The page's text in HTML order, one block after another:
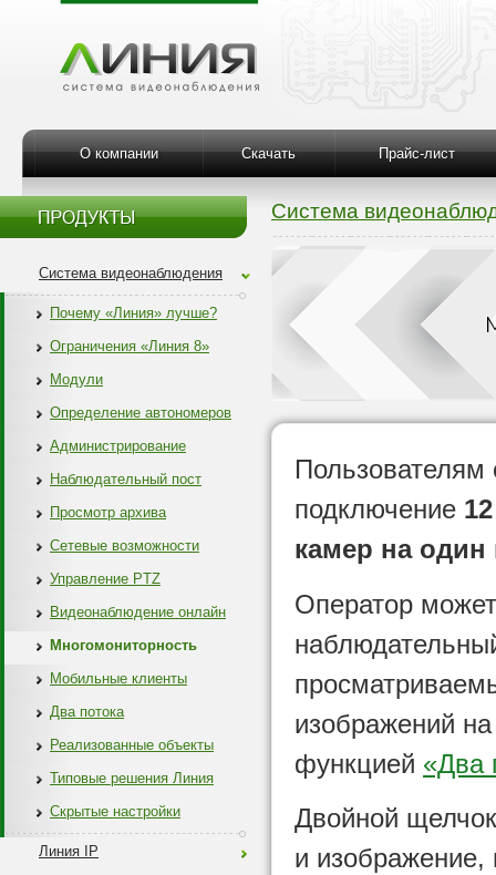
О компании Скачать Прайс-лист
Система видеонаблюдения
Почему «Линия» лучше?
Ограничения «Линия 8»
Модули
Определение автономеров
Администрирование
Наблюдательный пост
Просмотр архива
Сетевые возможности
Управление PTZ
Видеонаблюдение онлайн
Многомониторность
Мобильные клиенты
Два потока
Реализованные объекты
Типовые решения Линия
Скрытые настройки
Линия IP
Система
подключение
камер на
Оператор
изображений
функцией «Два
Двойной
и изображение,